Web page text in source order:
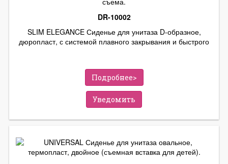
DR-10002
SLIM ELEGANCE Сиденье для унитаза D-образное,
дюропласт, с системой плавного закрывания и быстрого
Подробнее>
Уведомить